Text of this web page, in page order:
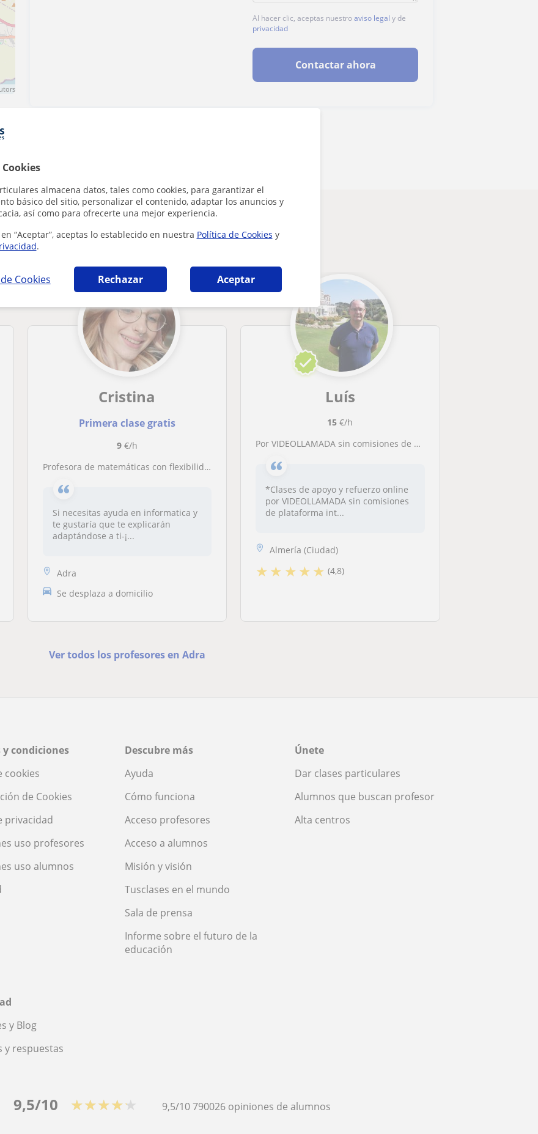
almacena datos, tales como cookies, para garantizar el
básico del sitio, personalizar el contenido, adaptar los anuncios y
así como para ofrecerte una mejor experiencia.
“Aceptar”, aceptas lo establecido en nuestra Política de Cookies y
.
Cookies Rechazar Aceptar
Al hacer clic, aceptas nuestroaviso legal y de
privacidad
Contactar ahora
interesarte
Cristina
Primera clase gratis
9€/h
Profesora de matemáticas con flexibilidad horaria a tiempo parcial. Cursando informática
Si necesitas ayuda en informatica y
te gustaría que te explicarán
adaptándose a ti-¡...
Adra
Se desplaza a domicilio
Luís
15 €/h
Por VIDEOLLAMADA sin comisiones de plataforma. Profesor Titulado. ESO, Bachillerato, Selectividad, Grados Universitarios, Adultos, Acceso
*Clases de apoyo y refuerzo online
por VIDEOLLAMADA sin comisiones
de plataforma int...
Almería (Ciudad)
★★ ★★★ (4,8)
Ver todos los profesores en Adra
condiciones
cookies
de Cookies
privacidad
uso profesores
uso alumnos
Descubre más
Ayuda
Cómo funciona
Acceso profesores
Acceso a alumnos
Misión y visión
Tusclases en el mundo
Sala de prensa
Informe sobre el futuro de la
educación
Únete
Dar clases particulares
Alumnos que buscan profesor
Alta centros
y Blog
y respuestas
9,5/10 ★★★★★ 9,5/10790026 opiniones de alumnos